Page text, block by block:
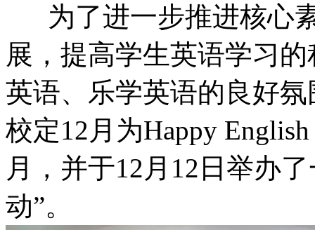
为了进一步推进核心
展，提高学生英语学习
英语、乐学英语的良好
校定12月为Happy
月，并于12月12日举办
动”。